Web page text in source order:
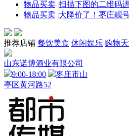
物品买卖 |扫描下图的二维码
物品买卖 |大降价了！枣庄靓
推荐店铺 餐饮美食 休闲娱乐 购物
山东诺博酒业有限公司
9:00-18:00
枣庄市山
亭区黄河路52